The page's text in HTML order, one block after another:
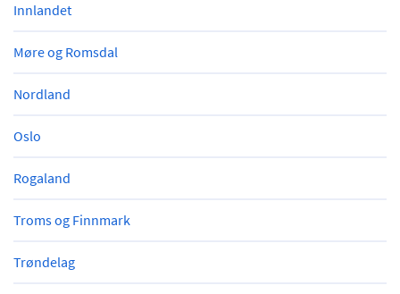
Innlandet
Møre og Romsdal
Nordland
Oslo
Rogaland
Troms og Finnmark
Trøndelag